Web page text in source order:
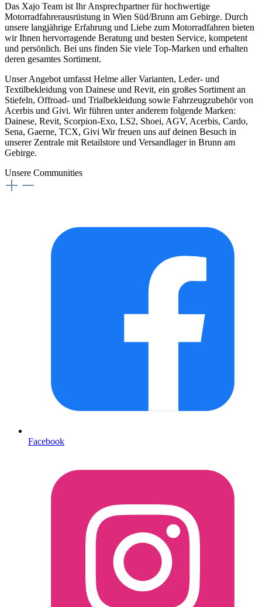
Das Xajo Team ist Ihr Ansprechpartner für hochwertige
Motorradfahrerausrüstung in Wien Süd/Brunn am Gebirge. Durch
unsere langjährige Erfahrung und Liebe zum Motorradfahren bieten
wir Ihnen hervorragende Beratung und besten Service, kompetent
und persönlich. Bei uns finden Sie viele Top-Marken und erhalten
deren gesamtes Sortiment.
Unser Angebot umfasst Helme aller Varianten, Leder- und
Textilbekleidung von Dainese und Revit, ein großes Sortiment an
Stiefeln, Offroad- und Trialbekleidung sowie Fahrzeugzubehör von
Acerbis und Givi. Wir führen unter anderem folgende Marken:
Dainese, Revit, Scorpion-Exo, LS2, Shoei, AGV, Acerbis, Cardo,
Sena, Gaerne, TCX, Givi Wir freuen uns auf deinen Besuch in
unserer Zentrale mit Retailstore und Versandlager in Brunn am
Gebirge.
Unsere Communities
Facebook